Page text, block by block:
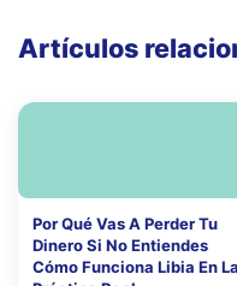
Artículos
Por Qué Vas A Perder Tu
Dinero Si No Entiendes
Cómo Funciona Libia En La